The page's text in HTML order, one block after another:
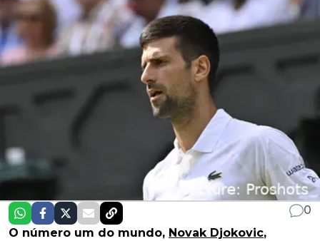
0
O número um do mundo, Novak Djokovic,